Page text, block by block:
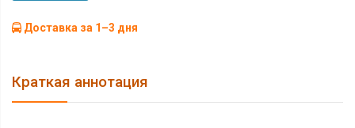
Доставка за 1–3 дня
Краткая аннотация